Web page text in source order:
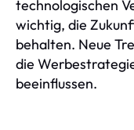
technologischen
wichtig, die
behalten. Neue
die
beeinflussen.